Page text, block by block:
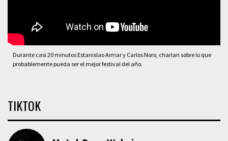
Durante casi 20 minutos Estanislao Aimar y Carlos Noro, charlan sobre lo que
probablemente pueda ser el mejor festival del año.
TIKTOK